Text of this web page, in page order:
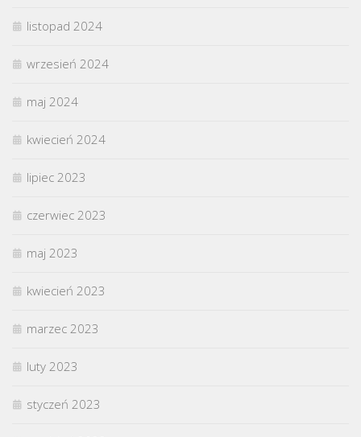
listopad 2024
wrzesień 2024
maj 2024
kwiecień 2024
lipiec 2023
czerwiec 2023
maj 2023
kwiecień 2023
marzec 2023
luty 2023
styczeń 2023